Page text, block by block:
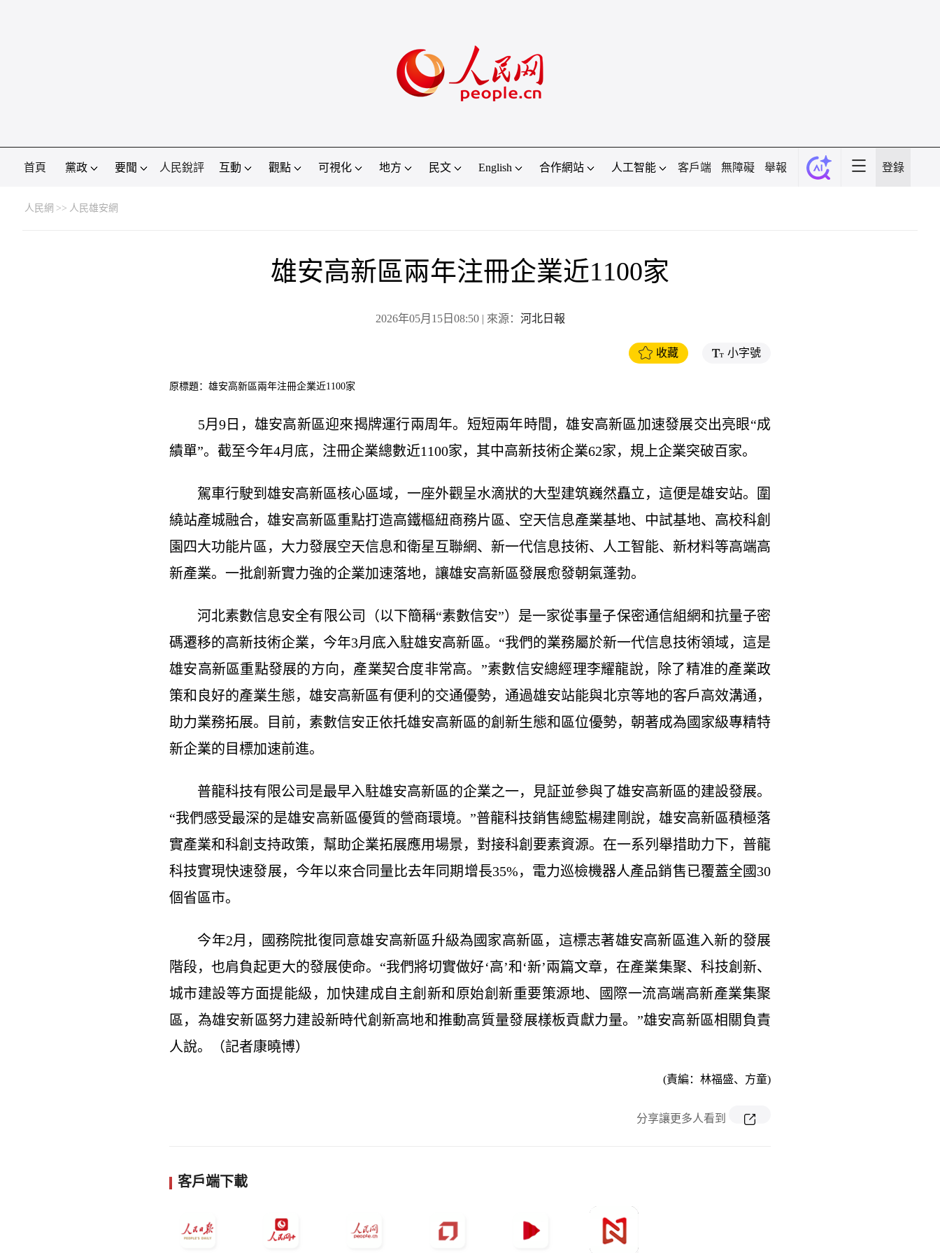
首頁 黨政 要聞 人民銳評 互動 觀點 可視化 地方 民文 English 合作網站 人工智能 客戶端 無障礙 舉報 登錄
人民網 >> 人民雄安網
雄安高新區兩年注冊企業近1100家
2026年05月15日08:50| 來源： 河北日報
收藏 小字號
原標題：雄安高新區兩年注冊企業近1100家
5月9日，雄安高新區迎來揭牌運行兩周年。短短兩年時間，雄安高新區加速發展交出亮眼“成
績單”。截至今年4月底，注冊企業總數近1100家，其中高新技術企業62家，規上企業突破百家。
駕車行駛到雄安高新區核心區域，一座外觀呈水滴狀的大型建筑巍然矗立，這便是雄安站。圍
繞站產城融合，雄安高新區重點打造高鐵樞紐商務片區、空天信息產業基地、中試基地、高校科創
園四大功能片區，大力發展空天信息和衛星互聯網、新一代信息技術、人工智能、新材料等高端高
新產業。一批創新實力強的企業加速落地，讓雄安高新區發展愈發朝氣蓬勃。
河北素數信息安全有限公司（以下簡稱“素數信安”）是一家從事量子保密通信組網和抗量子密
碼遷移的高新技術企業，今年3月底入駐雄安高新區。“我們的業務屬於新一代信息技術領域，這是
雄安高新區重點發展的方向，產業契合度非常高。”素數信安總經理李耀龍說，除了精准的產業政
策和良好的產業生態，雄安高新區有便利的交通優勢，通過雄安站能與北京等地的客戶高效溝通，
助力業務拓展。目前，素數信安正依托雄安高新區的創新生態和區位優勢，朝著成為國家級專精特
新企業的目標加速前進。
普龍科技有限公司是最早入駐雄安高新區的企業之一，見証並參與了雄安高新區的建設發展。
“我們感受最深的是雄安高新區優質的營商環境。”普龍科技銷售總監楊建剛說，雄安高新區積極落
實產業和科創支持政策，幫助企業拓展應用場景，對接科創要素資源。在一系列舉措助力下，普龍
科技實現快速發展，今年以來合同量比去年同期增長35%，電力巡檢機器人產品銷售已覆蓋全國30
個省區市。
今年2月，國務院批復同意雄安高新區升級為國家高新區，這標志著雄安高新區進入新的發展
階段，也肩負起更大的發展使命。“我們將切實做好‘高’和‘新’兩篇文章，在產業集聚、科技創新、
城市建設等方面提能級，加快建成自主創新和原始創新重要策源地、國際一流高端高新產業集聚
區，為雄安新區努力建設新時代創新高地和推動高質量發展樣板貢獻力量。”雄安高新區相關負責
人說。（記者康曉博）
(責編：林福盛、方童)
分享讓更多人看到
客戶端下載